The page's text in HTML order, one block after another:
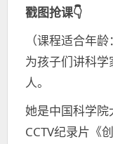
戳图抢课👇
（课程适合年
为孩子们讲科
人。
她是中国科学
CCTV纪录片《